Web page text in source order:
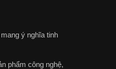
ý nghĩa tinh
phẩm công nghệ,